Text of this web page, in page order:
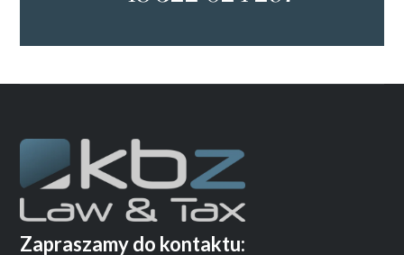
Zapraszamy do kontaktu: